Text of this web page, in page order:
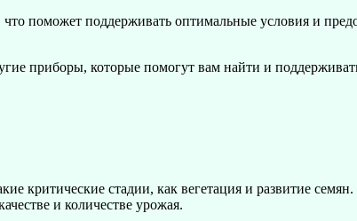
поможет поддерживать оптимальные условия и
приборы, которые помогут вам найти и
критические стадии, как вегетация и развитие
и количестве урожая.